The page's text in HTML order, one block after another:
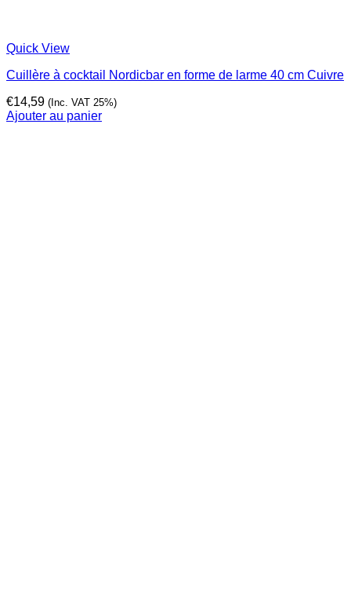
Quick View
Cuillère à cocktail Nordicbar en forme de larme 40 cm Cuivre
€14,59 (Inc. VAT 25%)
Ajouter au panier